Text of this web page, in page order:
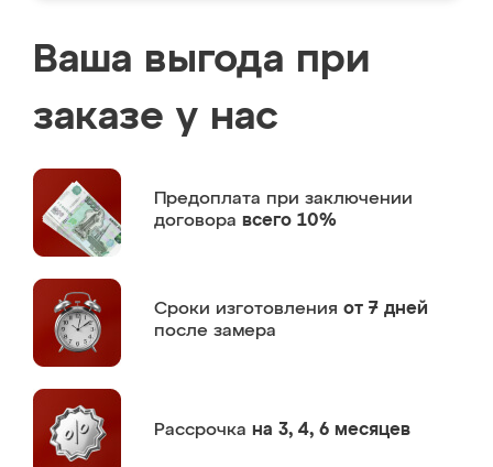
Ваша выгода при
заказе у нас
Предоплата при заключении
договора всего 10%
Сроки изготовления от 7 дней
после замера
Рассрочка на 3, 4, 6 месяцев